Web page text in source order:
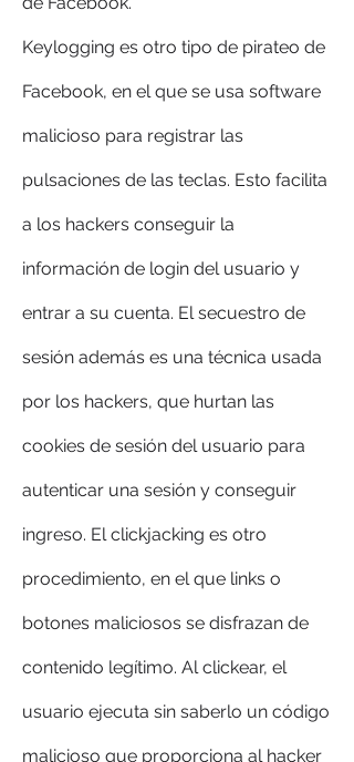
Keylogging es otro tipo de pirateo de
Facebook, en el que se usa software
malicioso para registrar las
pulsaciones de las teclas. Esto facilita
a los hackers conseguir la
información de login del usuario y
entrar a su cuenta. El secuestro de
sesión además es una técnica usada
por los hackers, que hurtan las
cookies de sesión del usuario para
autenticar una sesión y conseguir
ingreso. El clickjacking es otro
procedimiento, en el que links o
botones maliciosos se disfrazan de
contenido legítimo. Al clickear, el
usuario ejecuta sin saberlo un código
malicioso que proporciona al hacker